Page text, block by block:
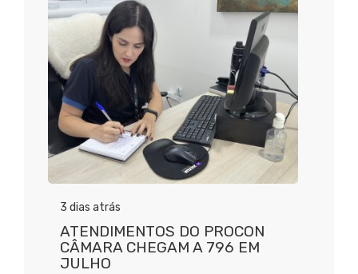
3 dias atrás
ATENDIMENTOS DO PROCON
CÂMARA CHEGAM A 796 EM
JULHO